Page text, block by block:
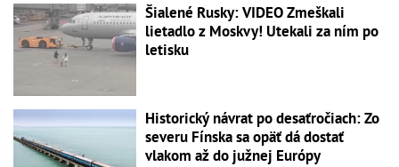
Šialené Rusky: VIDEO Zmeškali
lietadlo z Moskvy! Utekali za ním po
letisku
Historický návrat po desaťročiach: Zo
severu Fínska sa opäť dá dostať
vlakom až do južnej Európy